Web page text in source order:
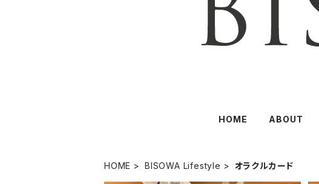
HOME ABOUT
HOME BISOWA Lifestyle オラクルカード